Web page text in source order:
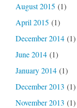
August 2015 (1)
April 2015 (1)
December 2014(1)
June 2014(1)
January 2014(1)
December 2013 (1)
November 2013 (1)